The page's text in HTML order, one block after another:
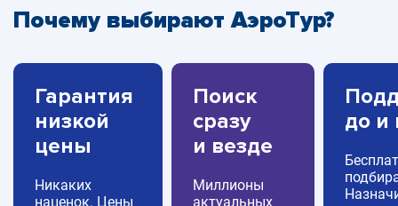
Почему выбирают АэроТур?
Гарантия
низкой
цены
Никаких
наценок. Цены
Поиск
сразу
и везде
Миллионы
актуальных
до и